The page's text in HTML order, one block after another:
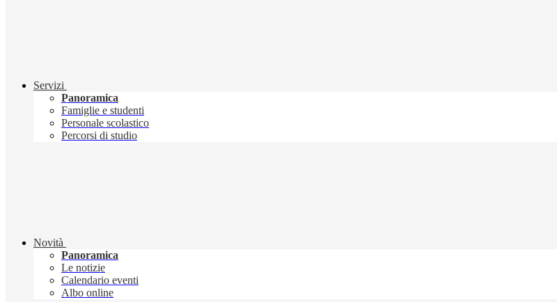
Servizi
Panoramica
Famiglie e studenti
Personale scolastico
Percorsi di studio
Novità
Panoramica
Le notizie
Calendario eventi
Albo online